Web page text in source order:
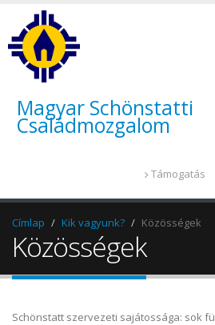
Magyar Schönstatti
Családmozgalom
Támogatás
Címlap Kik vagyunk? Közösségek
Közösségek
Schönstatt szervezeti sajátossága: sok